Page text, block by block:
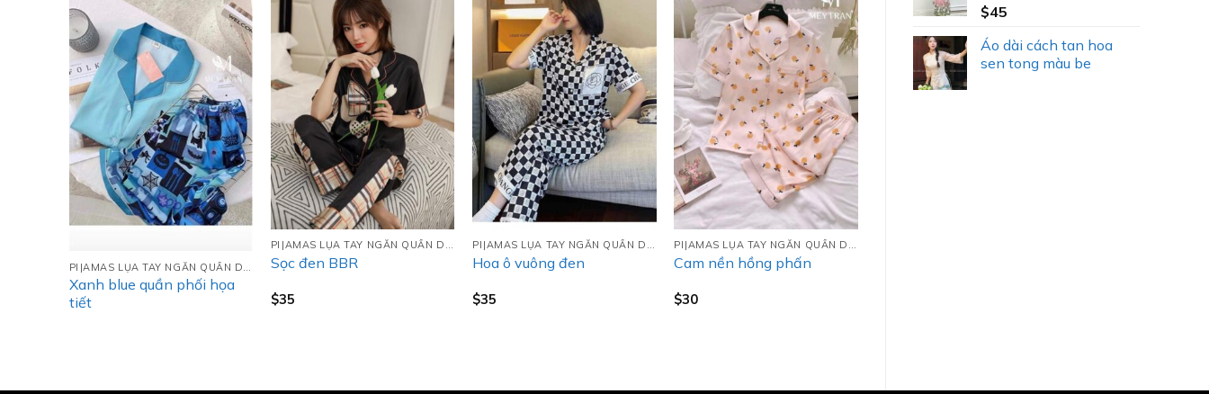
$45
Áo dài cách tan hoa
sen tong màu be
Xanh blue quần phối họa
tiết
PIJAMAS LỤA TAY NGẮN QUẦN DÀI (TNQD)
Sọc đen BBR
$35
PIJAMAS LỤA TAY NGẮN QUẦN DÀI (TNQD)
Hoa ô vuông đen
$35
PIJAMAS LỤA TAY NGẮN QUẦN DÀI (TNQD)
Cam nền hồng phấn
$30